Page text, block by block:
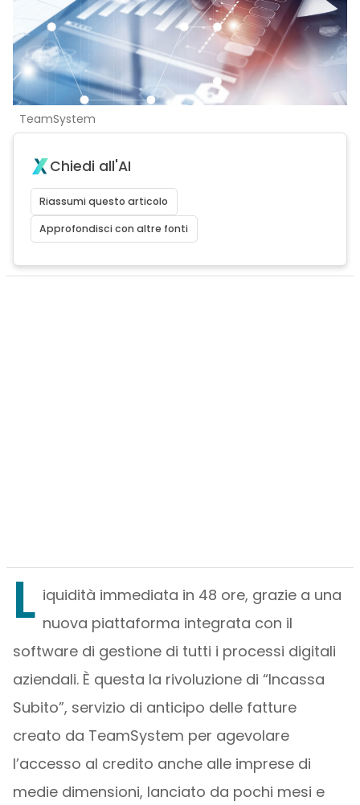
TeamSystem
Chiedi all'AI
Riassumi questo articolo
Approfondisci con altre fonti
L iquidità immediata in 48 ore, grazie a una
nuova piattaforma integrata con il
software di gestione di tutti i processi digitali
aziendali. È questa la rivoluzione di “Incassa
Subito”, servizio di anticipo delle fatture
creato da TeamSystem per agevolare
l’accesso al credito anche alle imprese di
medie dimensioni, lanciato da pochi mesi e